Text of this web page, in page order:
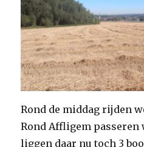
Rond de middag rijden
Rond Affligem passeren
liggen daar nu toch 3